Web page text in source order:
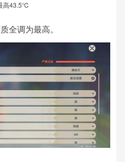
高43.5℃
全调为最高。